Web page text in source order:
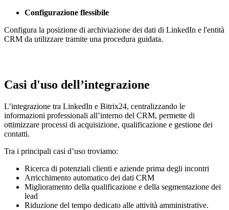
Configurazione flessibile
Configura la posizione di archiviazione dei dati di LinkedIn e l'entità
CRM da utilizzare tramite una procedura guidata.
Casi d'uso dell’integrazione
L’integrazione tra LinkedIn e Bitrix24, centralizzando le
informazioni professionali all’interno del CRM, permette di
ottimizzare processi di acquisizione, qualificazione e gestione dei
contatti.
Tra i principali casi d’uso troviamo:
Ricerca di potenziali clienti e aziende prima degli incontri
Arricchimento automatico dei dati CRM
Miglioramento della qualificazione e della segmentazione dei
lead
Riduzione del tempo dedicato alle attività amministrative.